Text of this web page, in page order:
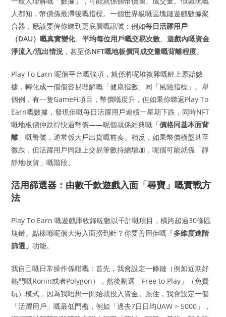
人都知，幣價係最滯後嘅指標。一個世界級嘅區塊鏈遊戲數據聚
合器，應該要俾你睇到更底層嘅訊號：例如每日活躍用戶
（DAU）嘅真實變化、平均每位用戶嘅交易次數、遊戲內嘅資金
淨流入/流出情況 ，甚至係NFT嘅地板價同成交量嘅背離程度。
Play To Earn 呢個平台嘅強項，就係將呢堆複雜嘅鏈上原始數
據，轉化成一個個容易理解嘅「健康指數」同「風險指標」。舉
個例，有一隻GameFi項目，幣價喺度升，但如果你睇返Play To
Earn嘅數據，發現佢嘅每日活躍用戶連續一星期下跌，同時NFT
嘅地板價仲跌得快過幣價——呢個就係經典嘅「價格同基本面背
離」嘅警號，通常係大戶出貨嘅前奏。相反，如果幣價橫盤甚至
微跌，但活躍用戶同鏈上交易筆數持續增加，呢個可能就係「靜
靜地收貨」嘅階段。
活用篩選器：由數千款遊戲入面「尋寶」嘅實戰方
法
Play To Earn 嘅遊戲庫收錄咗數以千計嘅項目，橫跨超過30條區
塊鏈。點樣喺呢個大海入面撈到針？你要善用佢嘅 「多維度進階
篩選」功能。
我自己嘅日常操作係咁嘅：首先，我會設定一條鏈（例如近期好
熱門嘅Ronin或者Polygon），然後剔選「Free to Play」（免費
玩）模式，因為我唔想一開始就投入資金。跟住，我會設定一個
「活躍用戶」嘅最低門檻，例如「過去7日日均UAW > 5000」，